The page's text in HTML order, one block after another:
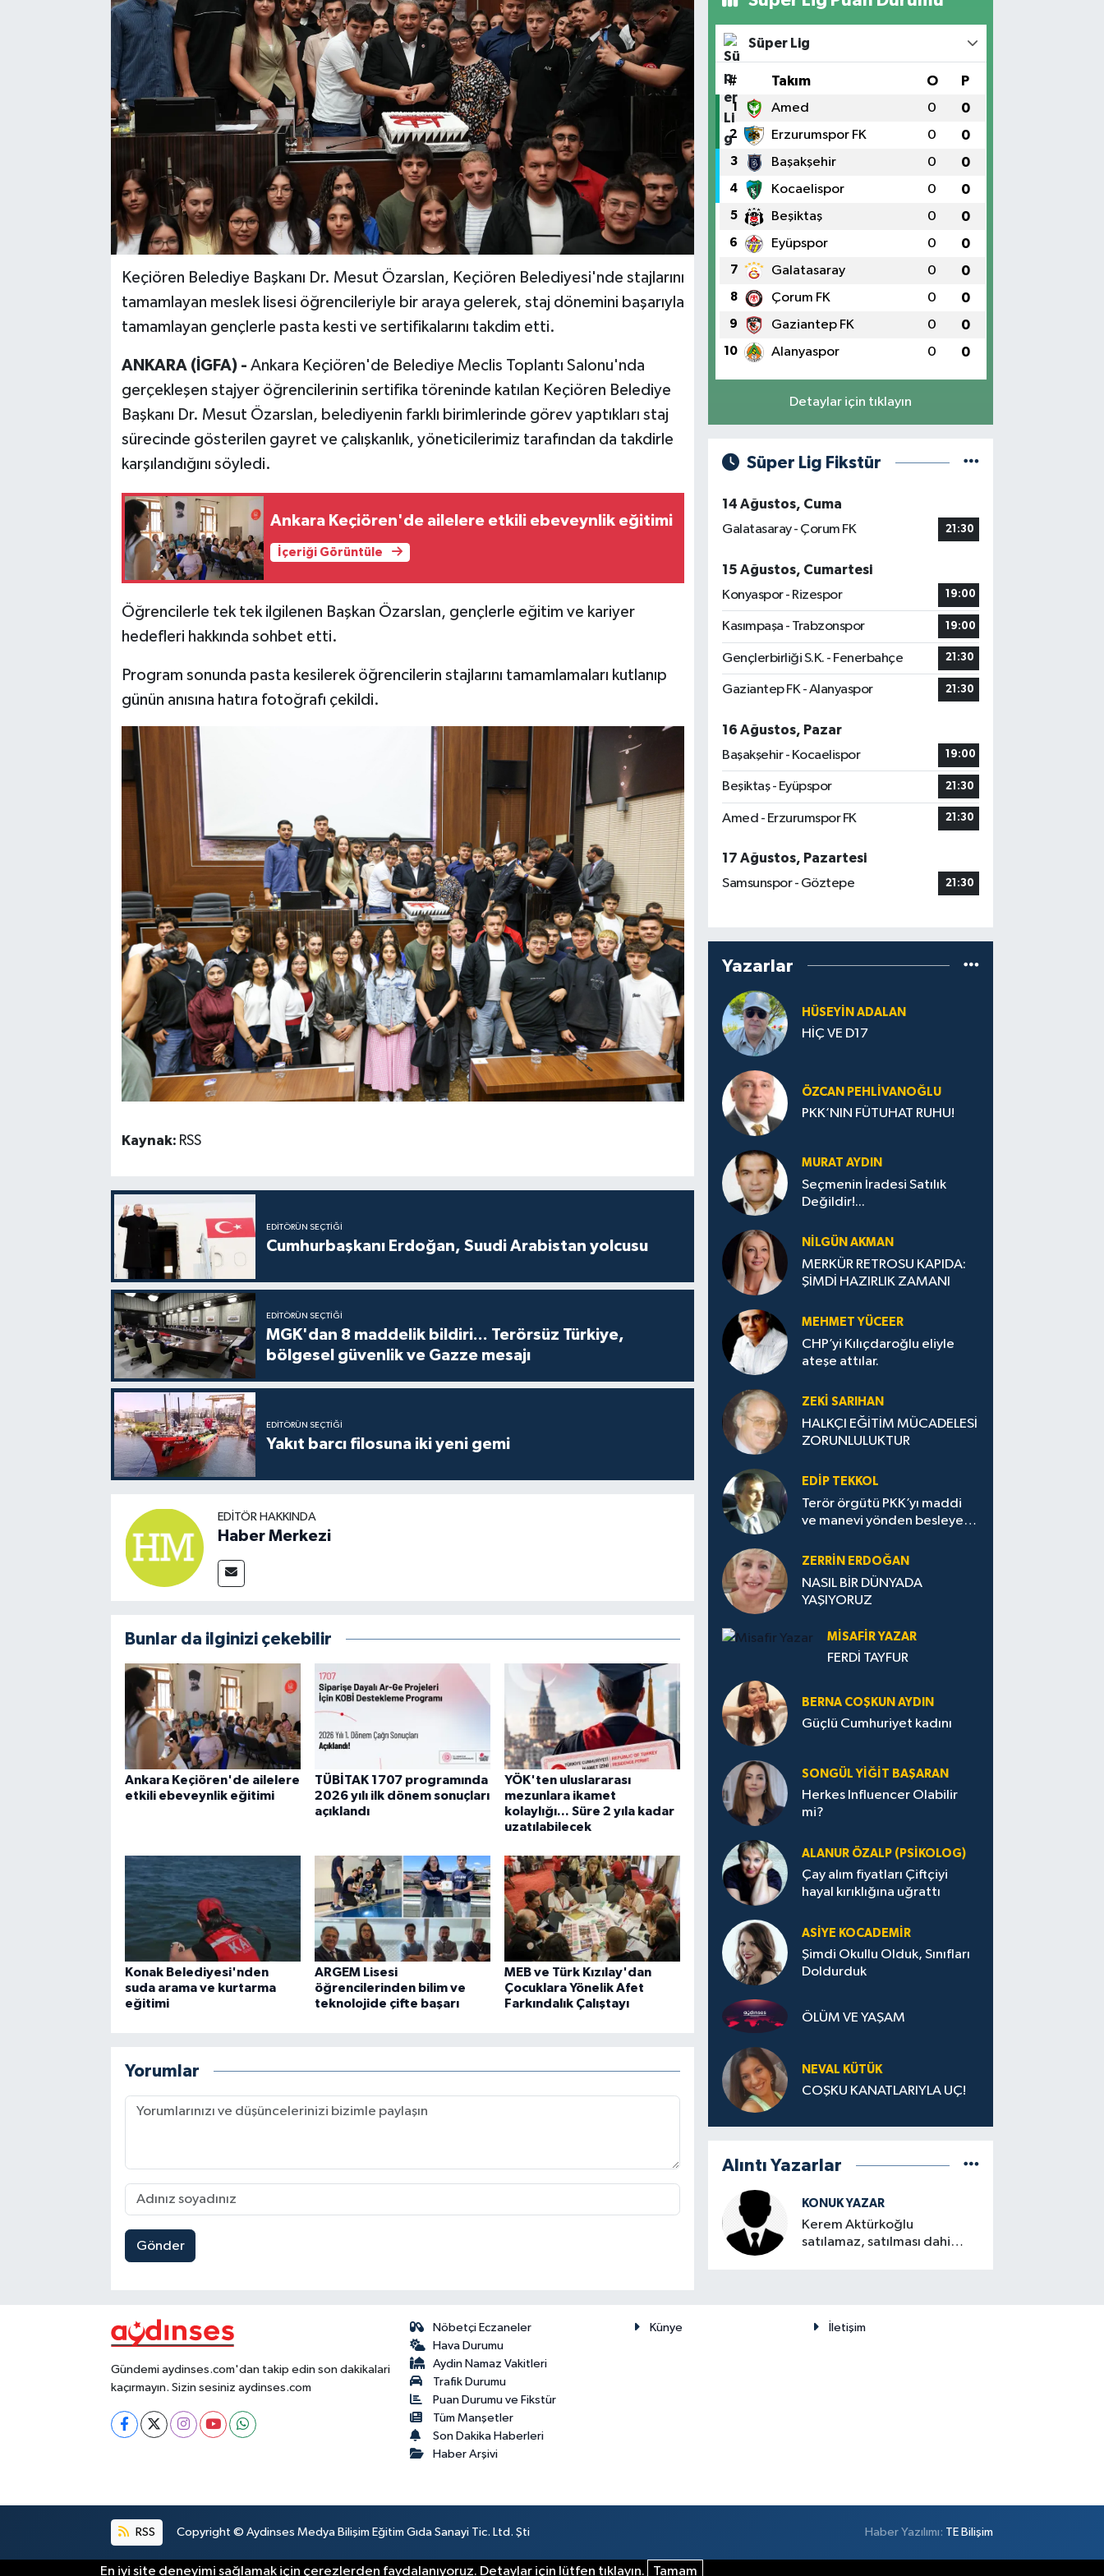
Keçiören Belediye Başkanı Dr. Mesut Özarslan, Keçiören Belediyesi'nde stajlarını
tamamlayan meslek lisesi öğrencileriyle bir araya gelerek, staj dönemini başarıyla
tamamlayan gençlerle pasta kesti ve sertifikalarını takdim etti.
ANKARA (İGFA) - Ankara Keçiören'de Belediye Meclis Toplantı Salonu'nda
gerçekleşen stajyer öğrencilerinin sertifika töreninde katılan Keçiören Belediye
Başkanı Dr. Mesut Özarslan, belediyenin farklı birimlerinde görev yaptıkları staj
sürecinde gösterilen gayret ve çalışkanlık, yöneticilerimiz tarafından da takdirle
karşılandığını söyledi.
Ankara Keçiören'de ailelere etkili ebeveynlik eğitimi
İçeriği Görüntüle
Öğrencilerle tek tek ilgilenen Başkan Özarslan, gençlerle eğitim ve kariyer
hedefleri hakkında sohbet etti.
Program sonunda pasta kesilerek öğrencilerin stajlarını tamamlamaları kutlanıp
günün anısına hatıra fotoğrafı çekildi.
Kaynak: RSS
EDITÖRÜN SEÇTIĞI
Cumhurbaşkanı Erdoğan, Suudi Arabistan yolcusu
EDITÖRÜN SEÇTIĞI
MGK'dan 8 maddelik bildiri... Terörsüz Türkiye,
bölgesel güvenlik ve Gazze mesajı
EDITÖRÜN SEÇTIĞI
Yakıt barcı filosuna iki yeni gemi
EDITÖR HAKKINDA
Haber Merkezi
Bunlar da ilginizi çekebilir
Ankara Keçiören'de ailelere
etkili ebeveynlik eğitimi
TÜBİTAK 1707 programında
2026 yılı ilk dönem sonuçları
açıklandı
YÖK'ten uluslararası
mezunlara ikamet
kolaylığı... Süre 2 yıla kadar
uzatılabilecek
Konak Belediyesi'nden
suda arama ve kurtarma
eğitimi
ARGEM Lisesi
öğrencilerinden bilim ve
teknolojide çifte başarı
MEB ve Türk Kızılay'dan
Çocuklara Yönelik Afet
Farkındalık Çalıştayı
Yorumlar
Gönder
Süper Lig
# Takım O P
1 Amed 0 0
2 Erzurumspor FK 0 0
3 Başakşehir 0 0
4 Kocaelispor 0 0
5 Beşiktaş 0 0
6 Eyüpspor 0 0
7 Galatasaray 0 0
8 Çorum FK 0 0
9 Gaziantep FK 0 0
10 Alanyaspor 0 0
Detaylar için tıklayın
Süper Lig Fikstür
14 Ağustos, Cuma
Galatasaray - Çorum FK
21:30
15 Ağustos, Cumartesi
Konyaspor - Rizespor
19:00
Kasımpaşa - Trabzonspor 19:00
Gençlerbirliği S.K. - Fenerbahçe 21:30
Gaziantep FK - Alanyaspor 21:30
16 Ağustos, Pazar
Başakşehir - Kocaelispor
19:00
Beşiktaş - Eyüpspor 21:30
Amed - Erzurumspor FK 21:30
17 Ağustos, Pazartesi
Samsunspor - Göztepe
21:30
Yazarlar
HÜSEYIN ADALAN
HİÇ VE D17
ÖZCAN PEHLIVANOĞLU
PKK’NIN FÜTUHAT RUHU!
MURAT AYDIN
Seçmenin İradesi Satılık
Değildir!...
NILGÜN AKMAN
MERKÜR RETROSU KAPIDA:
ŞİMDİ HAZIRLIK ZAMANI
MEHMET YÜCEER
CHP’yi Kılıçdaroğlu eliyle
ateşe attılar.
ZEKI SARIHAN
HALKÇI EĞİTİM MÜCADELESİ
ZORUNLULUKTUR
EDIP TEKKOL
Terör örgütü PKK’yı maddi
ve manevi yönden besleyen
ZERRIN ERDOĞAN
NASIL BİR DÜNYADA
YAŞIYORUZ
MISAFIR YAZAR
FERDİ TAYFUR
BERNA COŞKUN AYDIN
Güçlü Cumhuriyet kadını
SONGÜL YIĞIT BAŞARAN
Herkes Influencer Olabilir
mi?
ALANUR ÖZALP (PSIKOLOG)
Çay alım fiyatları Çiftçiyi
hayal kırıklığına uğrattı
ASIYE KOCADEMİR
Şimdi Okullu Olduk, Sınıfları
Doldurduk
ÖLÜM VE YAŞAM
NEVAL KÜTÜK
COŞKU KANATLARIYLA UÇ!
Alıntı Yazarlar
KONUK YAZAR
Kerem Aktürkoğlu
satılamaz, satılması dahi
Gündemi aydinses.com'dan takip edin son dakikalari
kaçırmayın. Sizin sesiniz aydinses.com
Nöbetçi Eczaneler
Hava Durumu
Aydin Namaz Vakitleri
Trafik Durumu
Puan Durumu ve Fikstür
Tüm Manşetler
Son Dakika Haberleri
Haber Arşivi
Künye İletişim
RSS Copyright © Aydinses Medya Bilişim Eğitim Gıda Sanayi Tic. Ltd. Şti Haber Yazılımı: TE Bilişim
En iyi site deneyimi sağlamak için çerezlerden faydalanıyoruz. Detaylar için lütfen tıklayın. Tamam